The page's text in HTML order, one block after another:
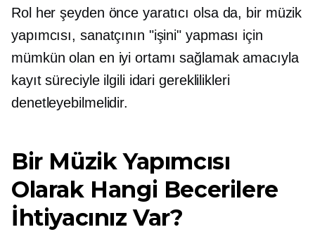
Rol her şeyden önce yaratıcı olsa da, bir müzik
yapımcısı, sanatçının "işini" yapması için
mümkün olan en iyi ortamı sağlamak amacıyla
kayıt süreciyle ilgili idari gereklilikleri
denetleyebilmelidir.
Bir Müzik Yapımcısı
Olarak Hangi Becerilere
İhtiyacınız Var?